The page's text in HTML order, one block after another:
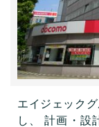
エイジェック
し、 計画・設